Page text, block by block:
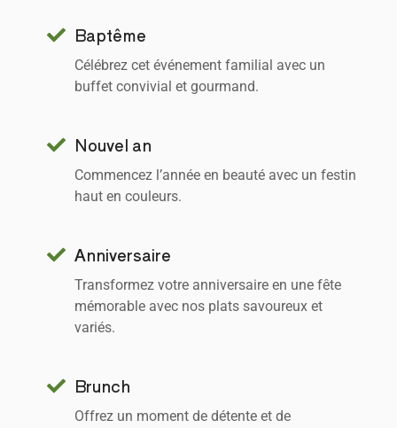
Baptême
Célébrez cet événement familial avec un
buffet convivial et gourmand.
Nouvel an
Commencez l’année en beauté avec un festin
haut en couleurs.
Anniversaire
Transformez votre anniversaire en une fête
mémorable avec nos plats savoureux et
variés.
Brunch
Offrez un moment de détente et de